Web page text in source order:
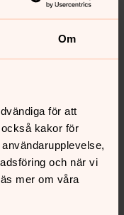
Om
för att
kakor för
och när vi
mer om våra
Sopran
00:35